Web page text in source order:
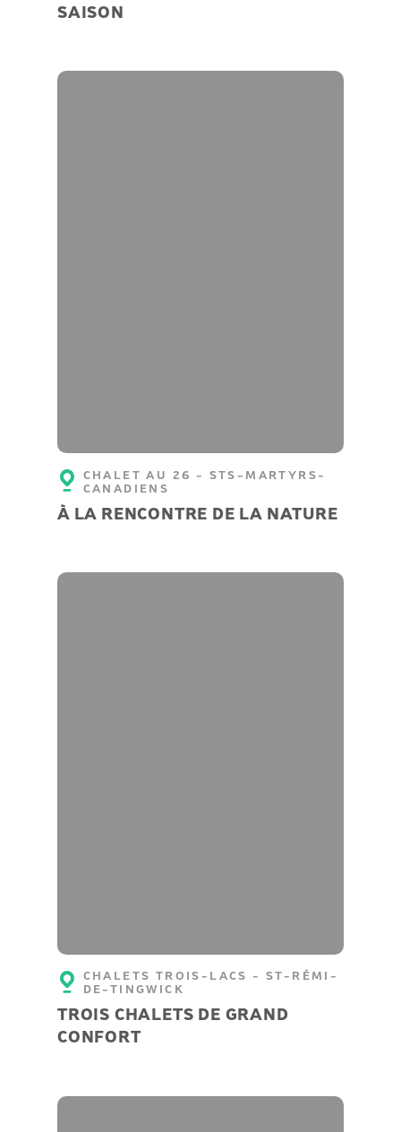
SAISON
CHALET AU 26 - STS-MARTYRS-
CANADIENS
À LA RENCONTRE DE LA NATURE
CHALETS TROIS-LACS - ST-RÉMI-
DE-TINGWICK
TROIS CHALETS DE GRAND
CONFORT